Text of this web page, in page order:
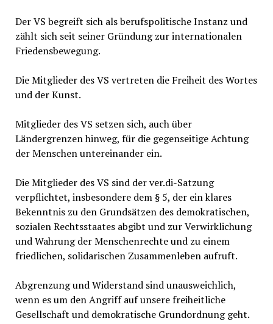
Der VS begreift sich als berufspolitische Instanz und
zählt sich seit seiner Gründung zur internationalen
Friedensbewegung.
Die Mitglieder des VS vertreten die Freiheit des Wortes
und der Kunst.
Mitglieder des VS setzen sich, auch über
Ländergrenzen hinweg, für die gegenseitige Achtung
der Menschen untereinander ein.
Die Mitglieder des VS sind der ver.di-Satzung
verpflichtet, insbesondere dem § 5, der ein klares
Bekenntnis zu den Grundsätzen des demokratischen,
sozialen Rechtsstaates abgibt und zur Verwirklichung
und Wahrung der Menschenrechte und zu einem
friedlichen, solidarischen Zusammenleben aufruft.
Abgrenzung und Widerstand sind unausweichlich,
wenn es um den Angriff auf unsere freiheitliche
Gesellschaft und demokratische Grundordnung geht.